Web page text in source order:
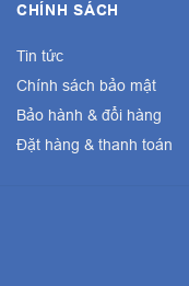
CHÍNH SÁCH
Tin tức
Chính sách bảo mật
Bảo hành & đổi hàng
Đặt hàng & thanh toán